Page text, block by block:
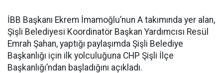
İBB Başkanı Ekrem İmamoğlu’nun A takımında yer alan,
Şişli Belediyesi Koordinatör Başkan Yardımcısı Resül
Emrah Şahan, yaptığı paylaşımda Şişli Belediye
Başkanlığı için ilk yolculuğuna CHP Şişli İlçe
Başkanlığı’ndan başladığını açıkladı.